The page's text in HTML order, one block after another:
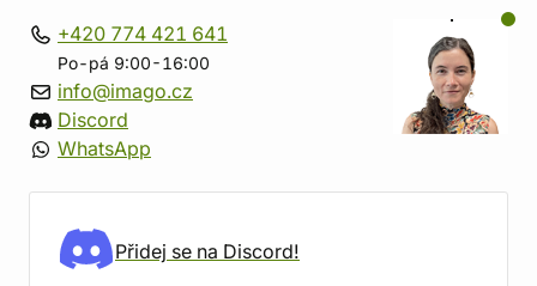
+420 774 421 641
Po-pá 9:00-16:00
info@imago.cz
Discord
WhatsApp
Přidej se na Discord!